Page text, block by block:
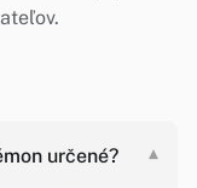
určené?
▾